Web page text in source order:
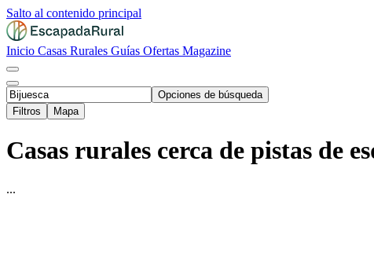
Salto al contenido principal
Inicio Casas Rurales Guías Ofertas Magazine
Opciones de búsqueda
Filtros
Mapa
Casas rurales cerca de pistas de
...